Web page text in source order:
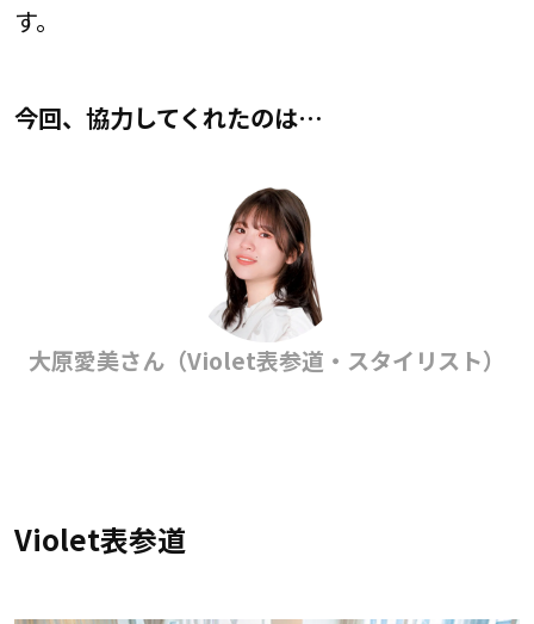
す。
今回、協力してくれたのは…
大原愛美さん（Violet表参道・スタイリスト）
Violet表参道